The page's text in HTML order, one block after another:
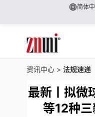
简体
资讯中心 > 法规速递
最新丨拟微
等12种